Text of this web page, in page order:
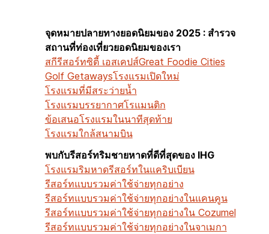
จุดหมายปลายทางยอดนิยมของ 2025 : สำรวจ
สถานที่ท่องเที่ยวยอดนิยมของเรา
สกีรีสอร์ทซิตี้ เอสเคปส์Great Foodie Cities
Golf Getawaysโรงแรมเปิดใหม่
โรงแรมที่มีสระว่ายน้ำ
โรงแรมบรรยากาศโรแมนติก
ข้อเสนอโรงแรมในนาทีสุดท้าย
โรงแรมใกล้สนามบิน
พบกับรีสอร์ทริมชายหาดที่ดีที่สุดของ IHG
โรงแรมริมหาดรีสอร์ทในแคริบเบียน
รีสอร์ทแบบรวมค่าใช้จ่ายทุกอย่าง
รีสอร์ทแบบรวมค่าใช้จ่ายทุกอย่างในแคนคูน
รีสอร์ทแบบรวมค่าใช้จ่ายทุกอย่างใน Cozumel
รีสอร์ทแบบรวมค่าใช้จ่ายทุกอย่างในจาเมกา